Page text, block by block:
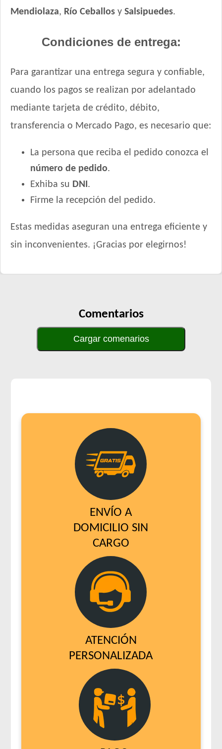
Mendiolaza, Río Ceballos y Salsipuedes.
Condiciones de entrega:
Para garantizar una entrega segura y confiable,
cuando los pagos se realizan por adelantado
mediante tarjeta de crédito, débito,
transferencia o Mercado Pago, es necesario que:
La persona que reciba el pedido conozca el
número de pedido.
Exhiba su DNI.
Firme la recepción del pedido.
Estas medidas aseguran una entrega eficiente y
sin inconvenientes. ¡Gracias por elegirnos!
Comentarios
Cargar comenarios
ENVÍO A
DOMICILIO SIN
CARGO
ATENCIÓN
PERSONALIZADA